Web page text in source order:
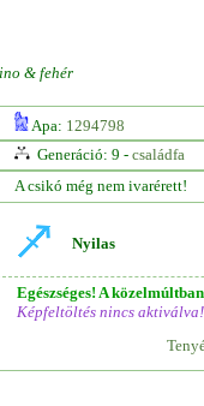
& fehér
Apa: 1294798
Generáció: 9 - családfa
A csikó még nem ivarérett!
Nyilas
Egészséges! A
Képfeltöltés nincs aktiválva!